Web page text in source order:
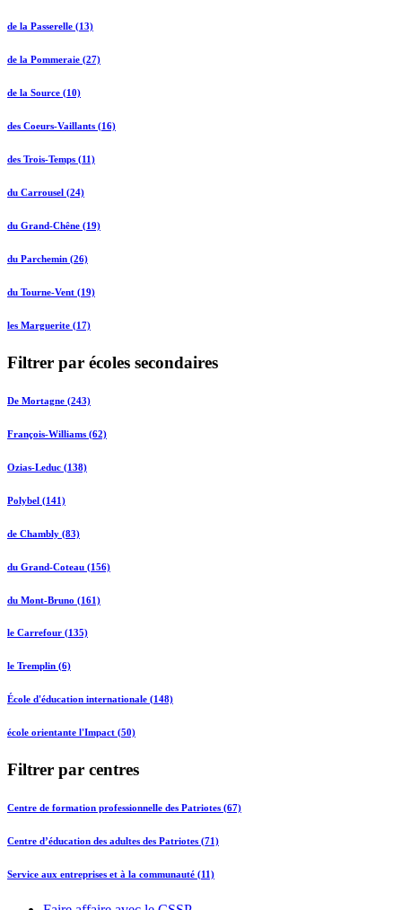
de la Passerelle (13)
de la Pommeraie (27)
de la Source (10)
des Coeurs-Vaillants (16)
des Trois-Temps (11)
du Carrousel (24)
du Grand-Chêne (19)
du Parchemin (26)
du Tourne-Vent (19)
les Marguerite (17)
Filtrer par écoles secondaires
De Mortagne (243)
François-Williams (62)
Ozias-Leduc (138)
Polybel (141)
de Chambly (83)
du Grand-Coteau (156)
du Mont-Bruno (161)
le Carrefour (135)
le Tremplin (6)
École d'éducation internationale (148)
école orientante l'Impact (50)
Filtrer par centres
Centre de formation professionnelle des Patriotes (67)
Centre d’éducation des adultes des Patriotes (71)
Service aux entreprises et à la communauté (11)